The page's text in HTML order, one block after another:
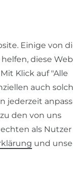
Einige von
diese
Klick auf "Alle
auch
jederzeit
den von uns
als Nutzer
und